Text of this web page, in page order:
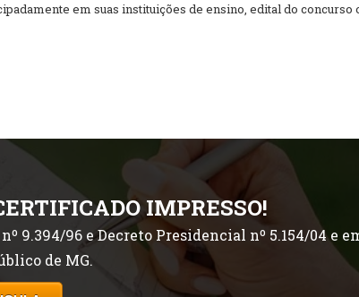
em suas instituições de ensino, edital do concurso
IMPRESSO!
96 e Decreto Presidencial nº 5.154/04 e
de MG.